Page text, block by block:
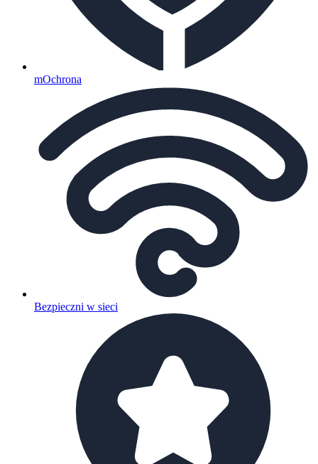
mOchrona
Bezpieczni w sieci